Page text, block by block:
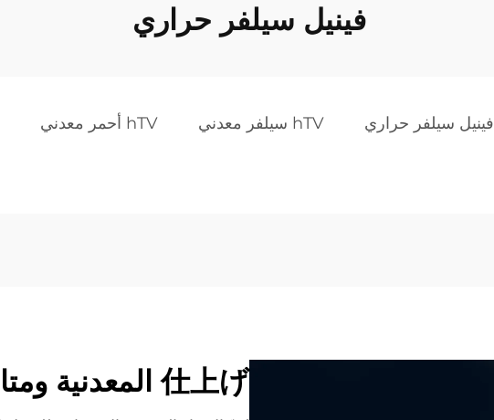
فينيل سيلفر حراري
فينيل سيلفر حراري hTV سيلفر معدني hTV أحمر معدني
仕上げ المعدنية ومتانة متفوقة